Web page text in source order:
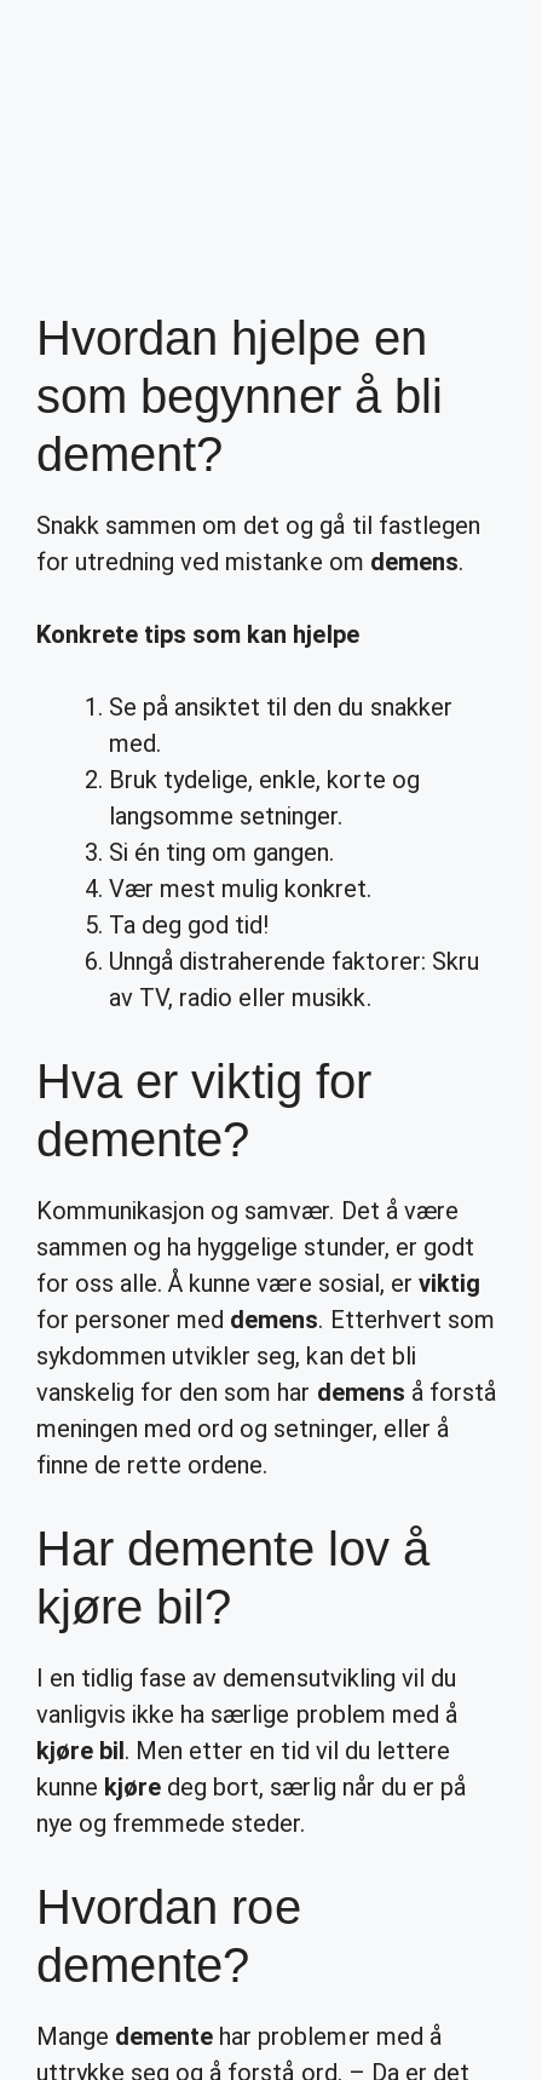
Hvordan hjelpe en
som begynner å bli
dement?
Snakk sammen om det og gå til fastlegen
for utredning ved mistanke om demens.
Konkrete tips som kan hjelpe
Se på ansiktet til den du snakker
med.
Bruk tydelige, enkle, korte og
langsomme setninger.
Si én ting om gangen.
Vær mest mulig konkret.
Ta deg god tid!
Unngå distraherende faktorer: Skru
av TV, radio eller musikk.
Hva er viktig for
demente?
Kommunikasjon og samvær. Det å være
sammen og ha hyggelige stunder, er godt
for oss alle. Å kunne være sosial, er viktig
for personer med demens. Etterhvert som
sykdommen utvikler seg, kan det bli
vanskelig for den som har demens å forstå
meningen med ord og setninger, eller å
finne de rette ordene.
Har demente lov å
kjøre bil?
I en tidlig fase av demensutvikling vil du
vanligvis ikke ha særlige problem med å
kjøre bil. Men etter en tid vil du lettere
kunne kjøre deg bort, særlig når du er på
nye og fremmede steder.
Hvordan roe
demente?
Mange demente har problemer med å
uttrykke seg og å forstå ord. – Da er det